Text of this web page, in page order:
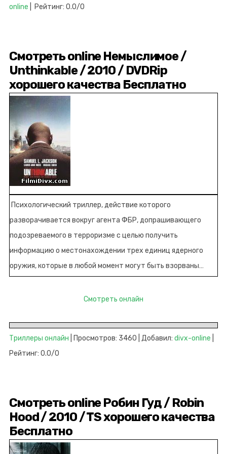
online | Рейтинг: 0.0/0
Смотреть online Немыслимое /
Unthinkable / 2010 / DVDRip
хорошего качества Бесплатно
Психологический триллер, действие которого
разворачивается вокруг агента ФБР, допрашивающего
подозреваемого в терроризме с целью получить
информацию о местонахождении трех единиц ядерного
оружия, которые в любой момент могут быть взорваны…
Смотреть онлайн
Триллеры онлайн | Просмотров: 3460 | Добавил: divx-online
Рейтинг: 0.0/0
Смотреть online Робин Гуд / Robin
Hood / 2010 / TS хорошего качества
Бесплатно